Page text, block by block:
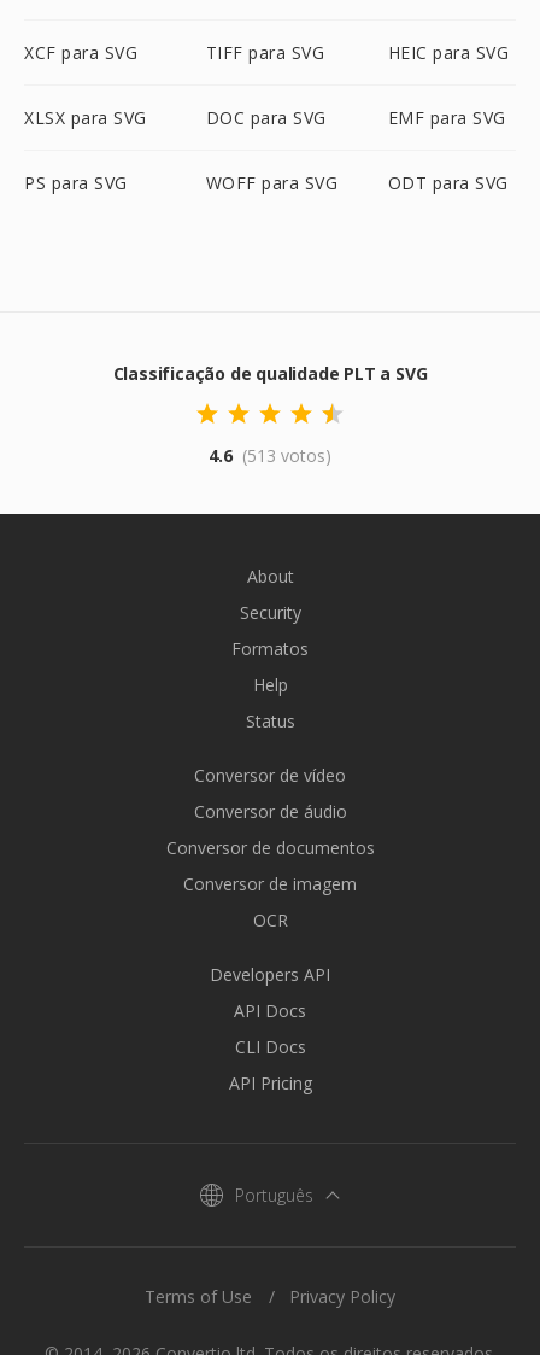
XCF para SVG TIFF para SVG HEIC para SVG
XLSX para SVG DOC para SVG EMF para SVG
PS para SVG WOFF para SVG ODT para SVG
Classificação de qualidade PLT a SVG
4.6 (513 votos)
About
Security
Formatos
Help
Status
Conversor de vídeo
Conversor de áudio
Conversor de documentos
Conversor de imagem
OCR
Developers API
API Docs
CLI Docs
API Pricing
Português
Terms of Use Privacy Policy